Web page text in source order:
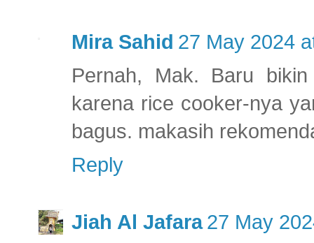
Mira Sahid 27 May 2024
Pernah, Mak. Baru
karena rice cooker-nya
bagus. makasih
Reply
Jiah Al Jafara 27 May